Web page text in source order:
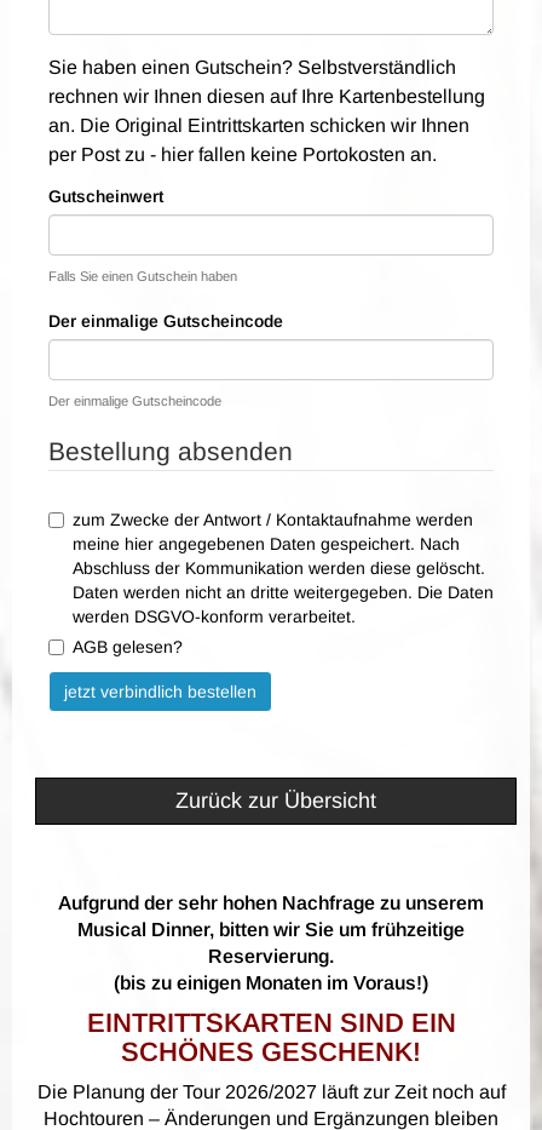
Sie haben einen Gutschein? Selbstverständlich
rechnen wir Ihnen diesen auf Ihre Kartenbestellung
an. Die Original Eintrittskarten schicken wir Ihnen
per Post zu - hier fallen keine Portokosten an.
Gutscheinwert
Falls Sie einen Gutschein haben
Der einmalige Gutscheincode
Der einmalige Gutscheincode
Bestellung absenden
zum Zwecke der Antwort / Kontaktaufnahme werden
meine hier angegebenen Daten gespeichert. Nach
Abschluss der Kommunikation werden diese gelöscht.
Daten werden nicht an dritte weitergegeben. Die Daten
werden DSGVO-konform verarbeitet.
AGB gelesen?
Bitte nicht ausfüllen.
jetzt verbindlich bestellen
Zurück zur Übersicht
Aufgrund der sehr hohen Nachfrage zu unserem
Musical Dinner, bitten wir Sie um frühzeitige
Reservierung.
(bis zu einigen Monaten im Voraus!)
EINTRITTSKARTEN SIND EIN
SCHÖNES GESCHENK!
Die Planung der Tour 2026/2027 läuft zur Zeit noch auf
Hochtouren – Änderungen und Ergänzungen bleiben